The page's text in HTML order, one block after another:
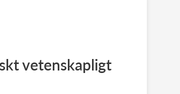
vetenskapligt